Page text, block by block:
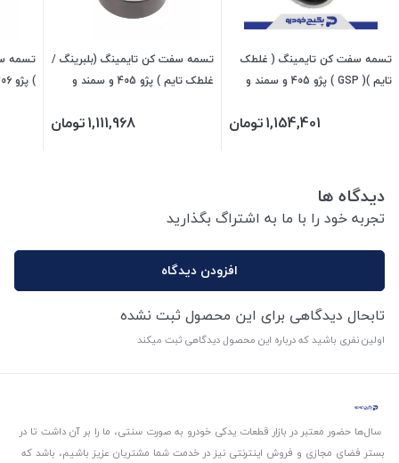
تسمه سفت کن تایمینگ ( غلطک
تایم )( GSP ) پژو 405 و سمند و
1,154,401تومان
تسمه سفت کن تایمینگ (بلبرینگ /
غلطک تایم ) پژو 405 و سمند و
1,111,968تومان
تسمه
دیدگاه ها
تجربه خود را با ما به اشتراگ بگذارید
افزودن دیدگاه
تابحال دیدگاهی برای این محصول ثبت نشده
اولین نفری باشید که درباره این محصول دیدگاهی ثبت میکند
سال‌ها حضور معتبر در بازار قطعات یدکی خودرو به صورت سنتی، ما را بر آن داشت تا در
بستر فضای مجازی و فروش اینترنتی نیز در خدمت شما مشتریان عزیز باشیم، باشد که